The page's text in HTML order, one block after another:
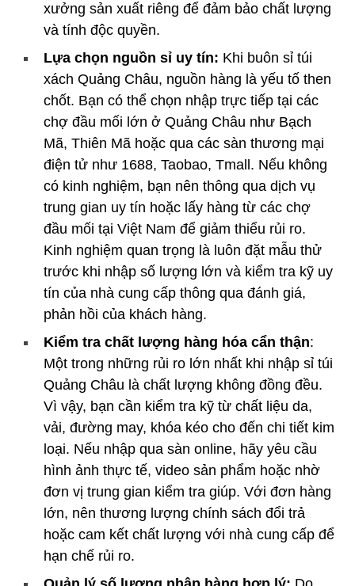
xưởng sản xuất riêng để đảm bảo chất lượng
và tính độc quyền.
Lựa chọn nguồn sỉ uy tín: Khi buôn sỉ túi
xách Quảng Châu, nguồn hàng là yếu tố then
chốt. Bạn có thể chọn nhập trực tiếp tại các
chợ đầu mối lớn ở Quảng Châu như Bạch
Mã, Thiên Mã hoặc qua các sàn thương mại
điện tử như 1688, Taobao, Tmall. Nếu không
có kinh nghiệm, bạn nên thông qua dịch vụ
trung gian uy tín hoặc lấy hàng từ các chợ
đầu mối tại Việt Nam để giảm thiểu rủi ro.
Kinh nghiệm quan trọng là luôn đặt mẫu thử
trước khi nhập số lượng lớn và kiểm tra kỹ uy
tín của nhà cung cấp thông qua đánh giá,
phản hồi của khách hàng.
Kiểm tra chất lượng hàng hóa cẩn thận:
Một trong những rủi ro lớn nhất khi nhập sỉ túi
Quảng Châu là chất lượng không đồng đều.
Vì vậy, bạn cần kiểm tra kỹ từ chất liệu da,
vải, đường may, khóa kéo cho đến chi tiết kim
loại. Nếu nhập qua sàn online, hãy yêu cầu
hình ảnh thực tế, video sản phẩm hoặc nhờ
đơn vị trung gian kiểm tra giúp. Với đơn hàng
lớn, nên thương lượng chính sách đổi trả
hoặc cam kết chất lượng với nhà cung cấp để
hạn chế rủi ro.